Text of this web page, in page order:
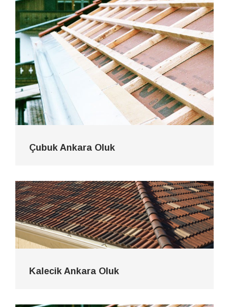
Çubuk Ankara Oluk
Kalecik Ankara Oluk